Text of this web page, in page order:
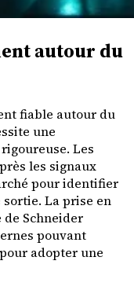
autour du
fiable autour du
une
Les
les signaux
pour identifier
La prise en
de Schneider
pouvant
adopter une